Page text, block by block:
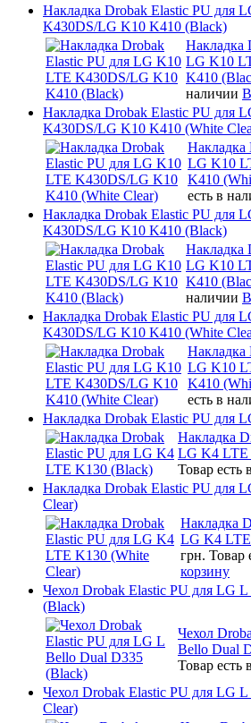
Накладка Drobak Elastic PU для
K430DS/LG K10 K410 (Black)
Накладка
LG K10
K410
наличии
Накладка Drobak Elastic PU для
K430DS/LG K10 K410 (White
Накладка
LG K10
K410
есть в
Накладка Drobak Elastic PU для
K430DS/LG K10 K410 (Black)
Накладка
LG K10
K410
наличии
Накладка Drobak Elastic PU для
K430DS/LG K10 K410 (White
Накладка
LG K10
K410
есть в
Накладка Drobak Elastic PU для
Накладка
LG K4 LTE
Товар есть
Накладка Drobak Elastic PU для
Clear)
Накладка
LG K4
грн. Товар
корзину
Чехол Drobak Elastic PU для LG
(Black)
Чехол
Bello Dual
Товар есть
Чехол Drobak Elastic PU для LG
Clear)